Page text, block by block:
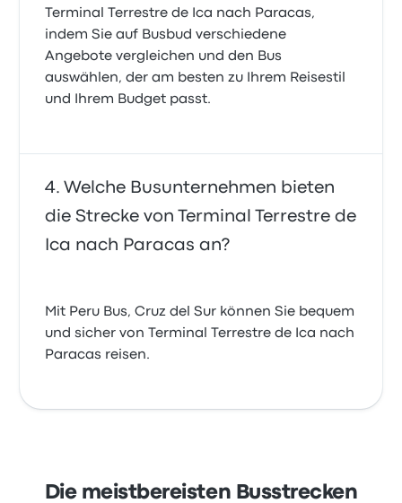
Terminal Terrestre de Ica nach Paracas,
indem Sie auf Busbud verschiedene
Angebote vergleichen und den Bus
auswählen, der am besten zu Ihrem Reisestil
und Ihrem Budget passt.
Welche Busunternehmen bieten
die Strecke von Terminal Terrestre de
Ica nach Paracas an?
Mit Peru Bus, Cruz del Sur können Sie bequem
und sicher von Terminal Terrestre de Ica nach
Paracas reisen.
Die meistbereisten Busstrecken